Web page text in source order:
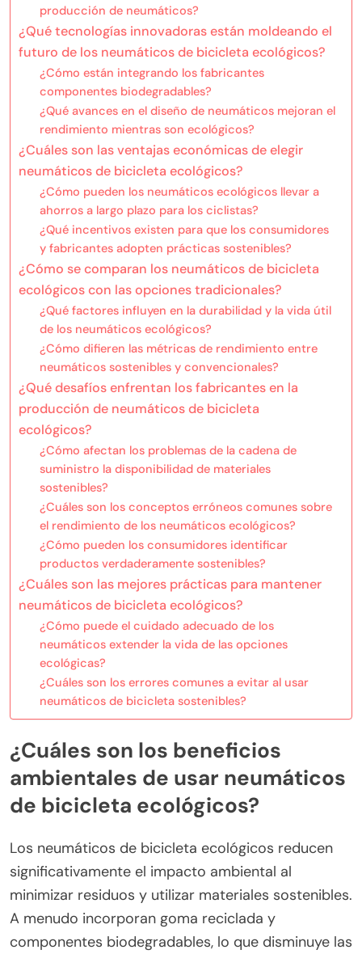
producción de neumáticos?
¿Qué tecnologías innovadoras están moldeando el
futuro de los neumáticos de bicicleta ecológicos?
¿Cómo están integrando los fabricantes
componentes biodegradables?
¿Qué avances en el diseño de neumáticos mejoran el
rendimiento mientras son ecológicos?
¿Cuáles son las ventajas económicas de elegir
neumáticos de bicicleta ecológicos?
¿Cómo pueden los neumáticos ecológicos llevar a
ahorros a largo plazo para los ciclistas?
¿Qué incentivos existen para que los consumidores
y fabricantes adopten prácticas sostenibles?
¿Cómo se comparan los neumáticos de bicicleta
ecológicos con las opciones tradicionales?
¿Qué factores influyen en la durabilidad y la vida útil
de los neumáticos ecológicos?
¿Cómo difieren las métricas de rendimiento entre
neumáticos sostenibles y convencionales?
¿Qué desafíos enfrentan los fabricantes en la
producción de neumáticos de bicicleta
ecológicos?
¿Cómo afectan los problemas de la cadena de
suministro la disponibilidad de materiales
sostenibles?
¿Cuáles son los conceptos erróneos comunes sobre
el rendimiento de los neumáticos ecológicos?
¿Cómo pueden los consumidores identificar
productos verdaderamente sostenibles?
¿Cuáles son las mejores prácticas para mantener
neumáticos de bicicleta ecológicos?
¿Cómo puede el cuidado adecuado de los
neumáticos extender la vida de las opciones
ecológicas?
¿Cuáles son los errores comunes a evitar al usar
neumáticos de bicicleta sostenibles?
¿Cuáles son los beneficios
ambientales de usar neumáticos
de bicicleta ecológicos?
Los neumáticos de bicicleta ecológicos reducen
significativamente el impacto ambiental al
minimizar residuos y utilizar materiales sostenibles.
A menudo incorporan goma reciclada y
componentes biodegradables, lo que disminuye las